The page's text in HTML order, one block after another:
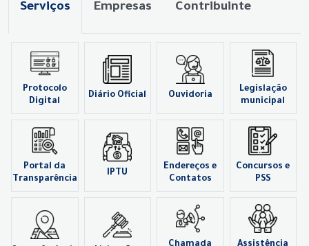
Serviços Empresas Contribuinte
Protocolo
Digital
Diário Oficial Ouvidoria
Legislação
municipal
Portal da
Transparência
IPTU
Endereços e
Contatos
Concursos e
PSS